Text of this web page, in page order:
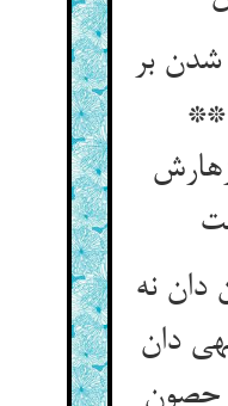
بر
**
دان نه
دان